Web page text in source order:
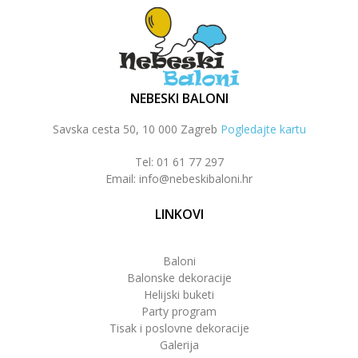
NEBESKI BALONI
Savska cesta 50, 10 000 Zagreb Pogledajte kartu
Tel: 01 61 77 297
Email: info@nebeskibaloni.hr
LINKOVI
Baloni
Balonske dekoracije
Helijski buketi
Party program
Tisak i poslovne dekoracije
Galerija